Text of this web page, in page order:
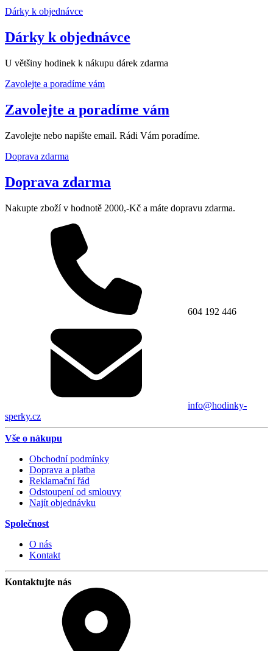
Dárky k objednávce
Dárky k objednávce
U většiny hodinek k nákupu dárek zdarma
Zavolejte a poradíme vám
Zavolejte a poradíme vám
Zavolejte nebo napište email. Rádi Vám poradíme.
Doprava zdarma
Doprava zdarma
Nakupte zboží v hodnotě 2000,-Kč a máte dopravu zdarma.
604 192 446
info@hodinky-
sperky.cz
Vše o nákupu
Obchodní podmínky
Doprava a platba
Reklamační řád
Odstoupení od smlouvy
Najít objednávku
Společnost
O nás
Kontakt
Kontaktujte nás